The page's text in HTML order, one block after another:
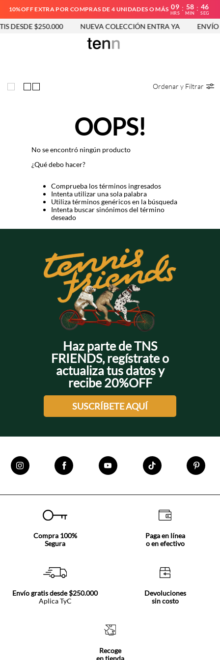
10%OFF EXTRA POR COMPRAS DE 4 UNIDADES O MÁS 09
HRS
: 58
MIN
: 46
SEG
DESDE $250.000 NUEVA COLECCIÓN ENTRA YA ENVÍO
Ordenar y Filtrar
OOPS!
No se encontró ningún producto
¿Qué debo hacer?
Comprueba los términos ingresados
Intenta utilizar una sola palabra
Utiliza términos genéricos en la búsqueda
Intenta buscar sinónimos del término
deseado
Haz parte de TNS
FRIENDS, regístrate o
actualiza tus datos y
recibe 20%OFF
SUSCRÍBETE AQUÍ
Compra 100%
Segura
Paga en línea
o en efectivo
Envío gratis desde $250.000
Aplica TyC
Devoluciones
sin costo
Recoge
en tienda